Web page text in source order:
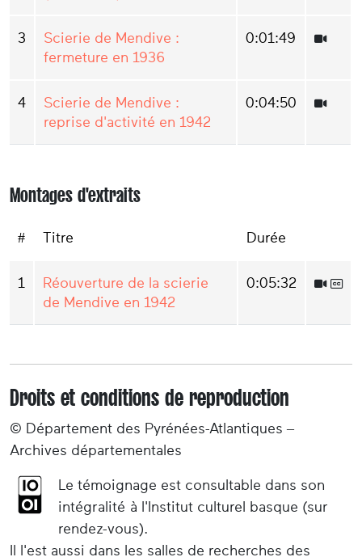
3
Scierie de Mendive :
fermeture en 1936
0:01:49
4
Scierie de Mendive :
reprise d'activité en 1942
0:04:50
Montages d'extraits
# Titre Durée
1
Réouverture de la scierie
de Mendive en 1942
0:05:32
Droits et conditions de reproduction
© Département des Pyrénées-Atlantiques –
Archives départementales
Le témoignage est consultable dans son
intégralité à l'Institut culturel basque (sur
rendez-vous).
Il l'est aussi dans les salles de recherches des